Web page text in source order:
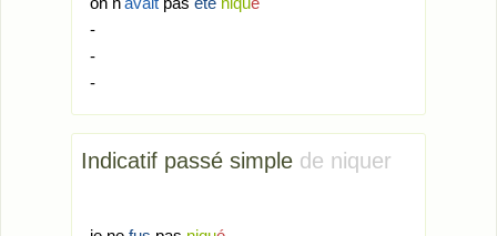
-
-
-
Indicatif passé simple de niquer